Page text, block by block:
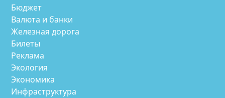
Бюджет
Валюта и банки
Железная дорога
Билеты
Реклама
Экология
Экономика
Инфраструктура